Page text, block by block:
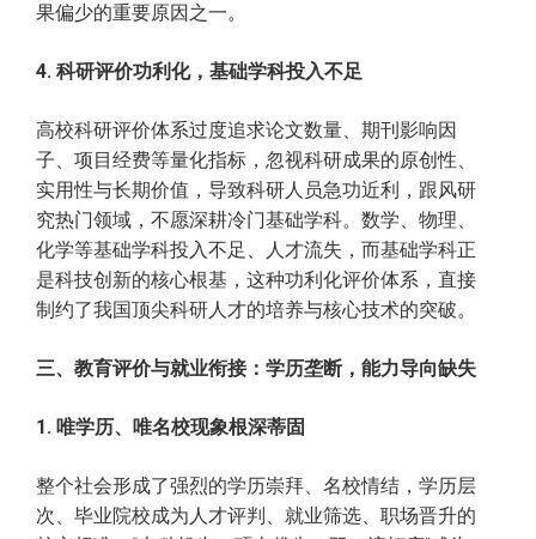
果偏少的重要原因之一。
4. 科研评价功利化，基础学科投入不足
高校科研评价体系过度追求论文数量、期刊影响因
子、项目经费等量化指标，忽视科研成果的原创性、
实用性与长期价值，导致科研人员急功近利，跟风研
究热门领域，不愿深耕冷门基础学科。数学、物理、
化学等基础学科投入不足、人才流失，而基础学科正
是科技创新的核心根基，这种功利化评价体系，直接
制约了我国顶尖科研人才的培养与核心技术的突破。
三、教育评价与就业衔接：学历垄断，能力导向缺失
1. 唯学历、唯名校现象根深蒂固
整个社会形成了强烈的学历崇拜、名校情结，学历层
次、毕业院校成为人才评判、就业筛选、职场晋升的